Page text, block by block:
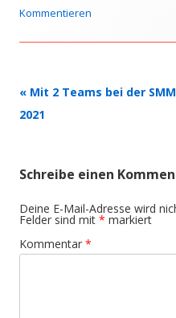
Kommentieren
Beitrags-
Navigation
« Mit 2 Teams bei der SMM
2021
Schreibe einen
Deine E-Mail-Adresse wird
Felder sind mit * markiert
Kommentar *